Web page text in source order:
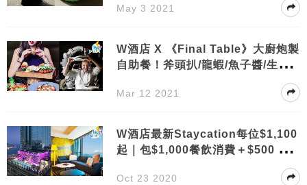
May 3 2021
W酒店 X 《Final Table》大廚炮製
自助餐！斧頭扒/龍蝦/魚子醬/生蠔
任食＋香檳任飲｜GOtrip快閃12點
Mar 12 2021
W酒店最新Staycation每位$1,100
起｜包$1,000餐飲消費＋$500 spa
Oct 23 2020